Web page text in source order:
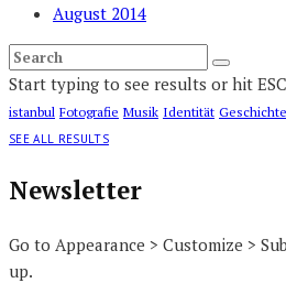
August 2014
Start typing to see results or hit
istanbul Fotografie Musik Identität Geschichte
SEE ALL RESULTS
Newsletter
Go to Appearance > Customize >
up.